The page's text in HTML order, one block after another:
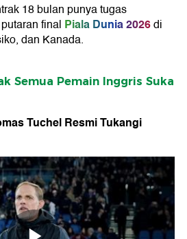
18 bulan punya tugas
final Piala Dunia 2026di
dan Kanada.
Semua Pemain Inggris Suka
Tuchel Resmi Tukangi